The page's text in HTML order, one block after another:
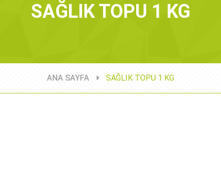
SAĞLIK TOPU 1 KG
ANA SAYFA SAĞLIK TOPU 1 KG